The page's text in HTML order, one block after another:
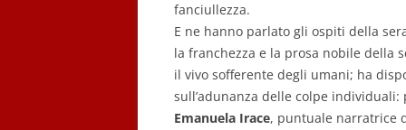
fanciullezza.
E ne hanno parlato gli ospiti della
la franchezza e la prosa nobile della
il vivo sofferente degli umani; ha
sull’adunanza delle colpe
Emanuela Irace, puntuale narratrice